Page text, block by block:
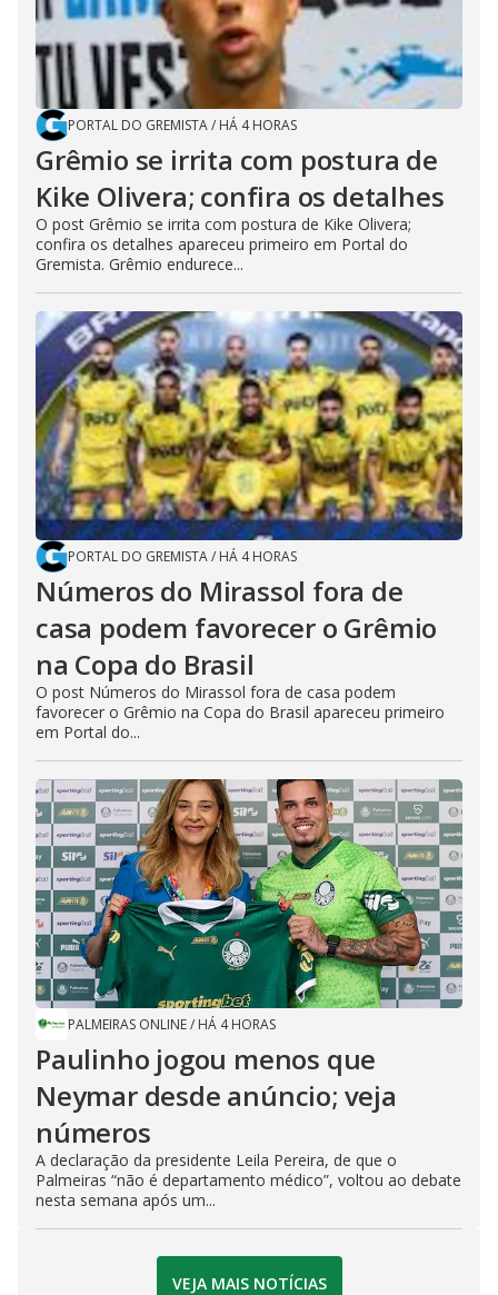
PORTAL DO GREMISTA/ HÁ 4 HORAS
Grêmio se irrita com postura de
Kike Olivera; confira os detalhes
O post Grêmio se irrita com postura de Kike Olivera;
confira os detalhes apareceu primeiro em Portal do
Gremista. Grêmio endurece...
PORTAL DO GREMISTA/ HÁ 4 HORAS
Números do Mirassol fora de
casa podem favorecer o Grêmio
na Copa do Brasil
O post Números do Mirassol fora de casa podem
favorecer o Grêmio na Copa do Brasil apareceu primeiro
em Portal do...
PALMEIRAS ONLINE/ HÁ 4 HORAS
Paulinho jogou menos que
Neymar desde anúncio; veja
números
A declaração da presidente Leila Pereira, de que o
Palmeiras “não é departamento médico”, voltou ao debate
nesta semana após um...
VEJA MAIS NOTÍCIAS